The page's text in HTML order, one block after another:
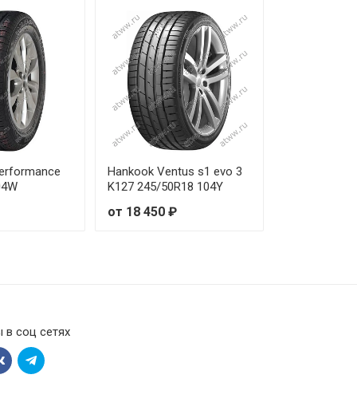
₽
₽
₽
₽
₽
₽
730 ₽
Hankook Ventus s1 evo 3
K127 245/50R18 104Y
от 18 450 ₽
в соц сетях